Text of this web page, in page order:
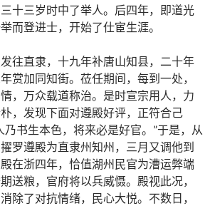
十三岁时中了举人。后四年，即道光
而登进士，开始了仕宦生涯。
往直隶，十九年补唐山知县，二十年
赏加同知街。莅任期间，每到一处，
，万众载道称治。是时宣宗用人，力
，发现下面对遵殿好评，正符合己
乃书生本色，将来必是好官。”于是，从
罗遵殿为直隶州知州，三月又调他到
在浙四年，恰值湖州民官为漕运弊端
送粮，官府将以兵威慑。殿视此况，
除了对抗情绪，民心大悦。不数日，